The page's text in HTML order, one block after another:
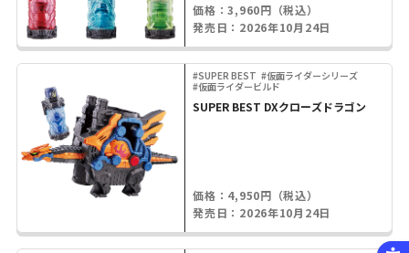
価格：3,960円（税込）
発売日：2026年10月24日
#SUPER BEST #仮面ライダーシリーズ
#仮面ライダービルド
SUPER BEST DXクローズドラゴン
価格：4,950円（税込）
発売日：2026年10月24日